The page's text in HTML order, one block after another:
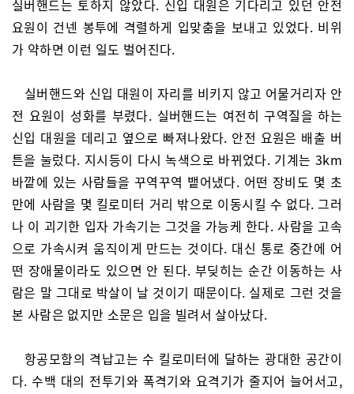
실버핸드는 토하지 않았다. 신입 대원은 기다리고 있던 안전
요원이 건넨 봉투에 격렬하게 입맞춤을 보내고 있었다. 비위
가 약하면 이런 일도 벌어진다.
실버핸드와 신입 대원이 자리를 비키지 않고 어물거리자 안
전 요원이 성화를 부렸다. 실버핸드는 여전히 구역질을 하는
신입 대원을 데리고 옆으로 빠져나왔다. 안전 요원은 배출 버
튼을 눌렀다. 지시등이 다시 녹색으로 바뀌었다. 기계는 3km
바깥에 있는 사람들을 꾸역꾸역 뱉어냈다. 어떤 장비도 몇 초
만에 사람을 몇 킬로미터 거리 밖으로 이동시킬 수 없다. 그러
나 이 괴기한 입자 가속기는 그것을 가능케 한다. 사람을 고속
으로 가속시켜 움직이게 만드는 것이다. 대신 통로 중간에 어
떤 장애물이라도 있으면 안 된다. 부딪히는 순간 이동하는 사
람은 말 그대로 박살이 날 것이기 때문이다. 실제로 그런 것을
본 사람은 없지만 소문은 입을 빌려서 살아났다.
항공모함의 격납고는 수 킬로미터에 달하는 광대한 공간이
다. 수백 대의 전투기와 폭격기와 요격기가 줄지어 늘어서고,